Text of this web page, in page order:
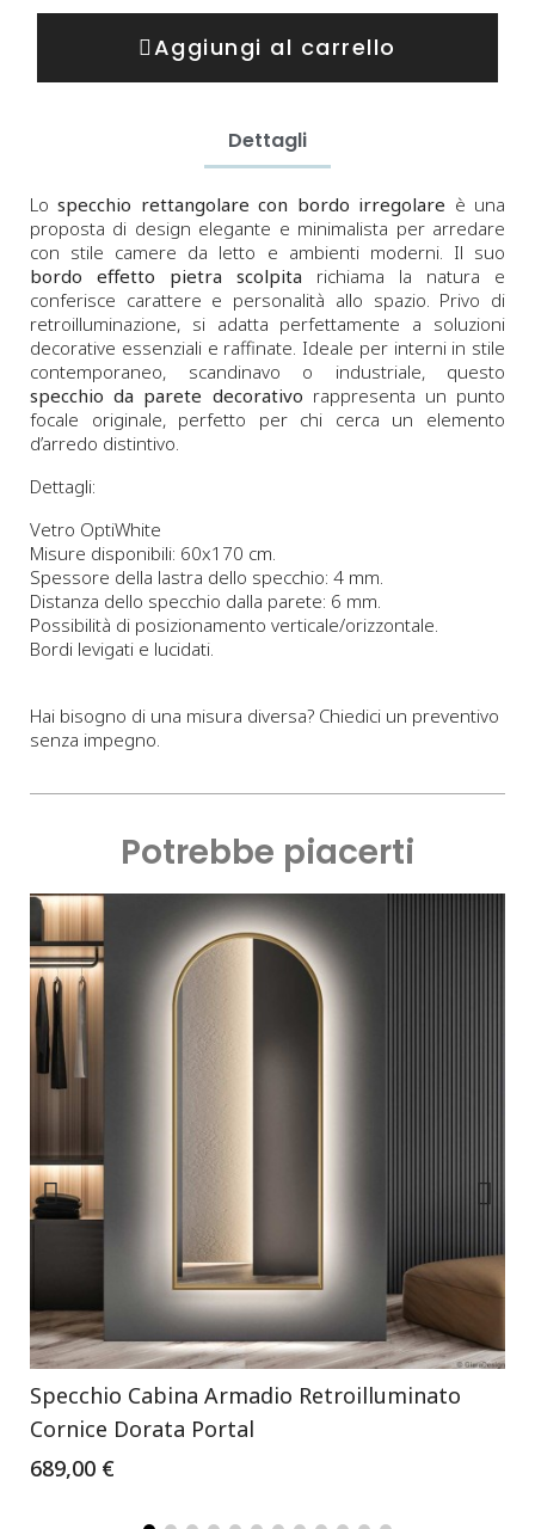
Aggiungi al carrello
Dettagli
Lospecchio rettangolare con bordo irregolare è una
proposta di design elegante e minimalista per arredare
con stile camere da letto e ambienti moderni. Il suo
bordo effetto pietra scolpita richiama la natura e
conferisce carattere e personalità allo spazio. Privo di
retroilluminazione, si adatta perfettamente a soluzioni
decorative essenziali e raffinate. Ideale per interni in stile
contemporaneo, scandinavo o industriale, questo
specchio da parete decorativo rappresenta un punto
focale originale, perfetto per chi cerca un elemento
d’arredo distintivo.
Dettagli:
Vetro OptiWhite
Misure disponibili: 60x170 cm.
Spessore della lastra dello specchio: 4 mm.
Distanza dello specchio dalla parete: 6 mm.
Possibilità di posizionamento verticale/orizzontale.
Bordi levigati e lucidati.
Hai bisogno di una misura diversa? Chiedici un preventivo
senza impegno.
Potrebbe piacerti
Specchio Cabina Armadio Retroilluminato
Cornice Dorata Portal
689,00 €